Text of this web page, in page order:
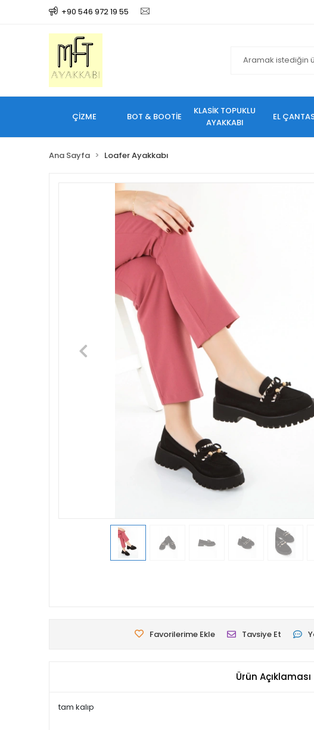
+90 546 972 19 55
ÇİZME BOT & BOOTİE
KLASİK TOPUKLU
AYAKKABI
EL
Ana Sayfa Loafer Ayakkabı
Favorilerime Ekle Tavsiye Et
Ürün Açıklaması
tam kalıp